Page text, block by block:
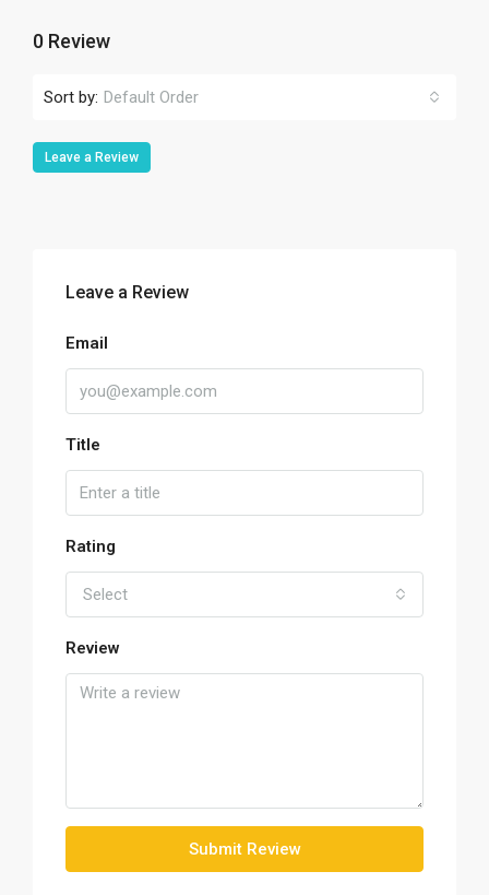
0 Review
Sort by: Default Order
Leave a Review
Leave a Review
Email
Title
Rating
Select
Review
Submit Review